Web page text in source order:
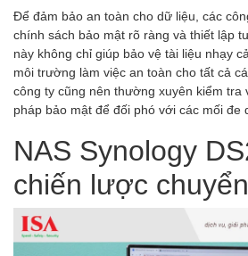
Để đảm bảo an toàn cho dữ liệu, các
chính sách bảo mật rõ ràng và thiết lập
này không chỉ giúp bảo vệ tài liệu nhạy
môi trường làm việc an toàn cho tất cả
công ty cũng nên thường xuyên kiểm tra
pháp bảo mật để đối phó với các mối đe
NAS Synology
chiến lược